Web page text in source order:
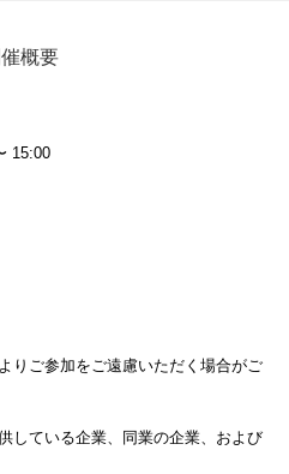
概要
15:00
りご参加をご遠慮いただく場合がご
している企業、同業の企業、および